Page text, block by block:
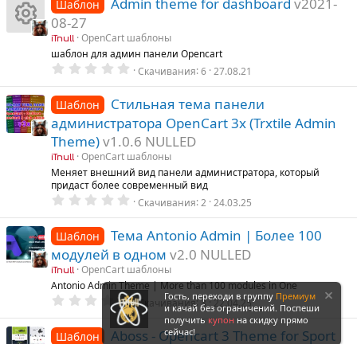
к
о
р
е
р
Шаблон
08-27
iTnull
OpenCart шаблоны
шаблон для админ панели Opencart
0
0
0
з
в
з
д
Скачивания 6 27.08.21
Шаблон
Стильная тема панели
администратора OpenCart 3x (Trxtile Admin
Theme)v1.0.6 NULLED
iTnull
OpenCart шаблоны
Меняет внешний вид панели администратора, который
придаст более современный вид
0
0
0
з
в
ё
з
д
Скачивания 2 24.03.25
Шаблон
Тема Antonio Admin | Более 100
модулей в одном v2.0 NULLED
iTnull
OpenCart шаблоны
Antonio Admin Theme | More than 100 modules in One
0
.
0
0
Скачивания 3 22.04.25
Шаблон Aboss - Opencart 3 Theme for Sport
Гость, переходи в группу Премиум
и качай без ограничений. Поспеши
получить купон на скидку прямо
сейчас!